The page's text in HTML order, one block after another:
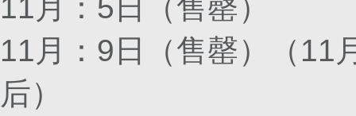
11月：5日（售罄）
11月：9日（售罄）（11
后）